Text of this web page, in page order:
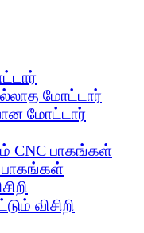
மோட்டார்
மோட்டார்
CNC பாகங்கள்
பாகங்கள்
விசிறி